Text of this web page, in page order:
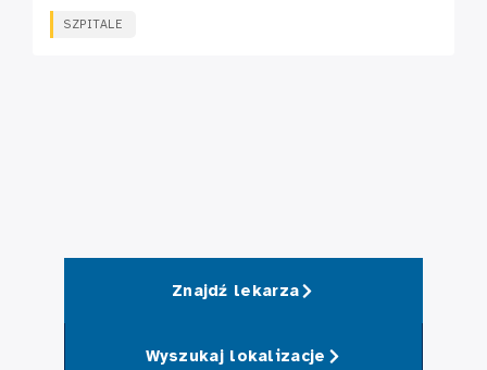
SZPITALE
Znajdź lekarza
Wyszukaj lokalizacje